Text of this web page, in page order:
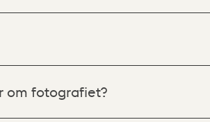
om fotografiet?